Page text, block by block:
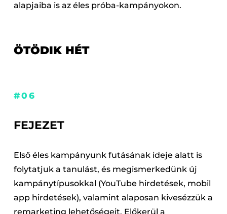
alapjaiba is az éles próba-kampányokon.
ÖTÖDIK HÉT
#06
FEJEZET
Első éles kampányunk futásának ideje alatt is
folytatjuk a tanulást, és megismerkedünk új
kampánytípusokkal (YouTube hirdetések, mobil
app hirdetések), valamint alaposan kivesézzük a
remarketing lehetőségeit. Előkerül a